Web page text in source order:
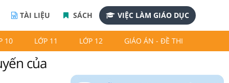
TÀI LIỆU SÁCH VIỆC LÀM GIÁO DỤC
10 LỚP 11 LỚP 12 GIÁO ÁN - ĐỀ THI
của